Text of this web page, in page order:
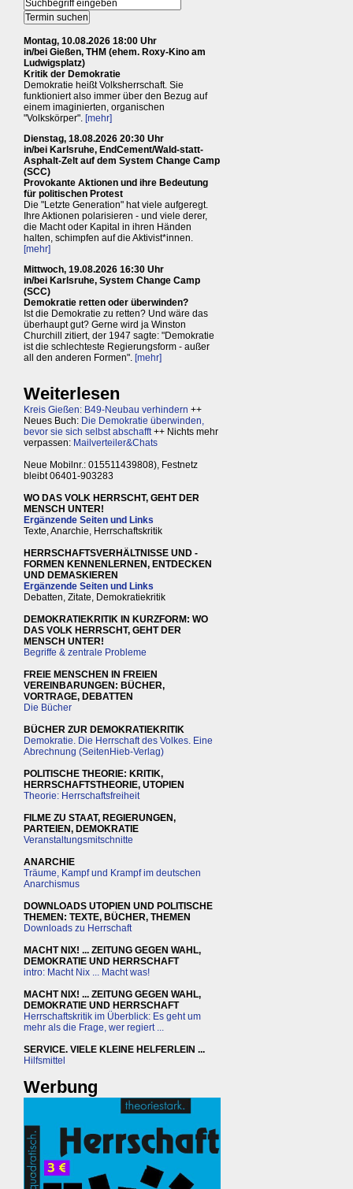
Montag, 10.08.2026 18:00 Uhr
in/bei Gießen, THM (ehem. Roxy-Kino am
Ludwigsplatz)
Kritik der Demokratie
Demokratie heißt Volksherrschaft. Sie
funktioniert also immer über den Bezug auf
einem imaginierten, organischen
"Volkskörper". [mehr]
Dienstag, 18.08.2026 20:30 Uhr
in/bei Karlsruhe, EndCement/Wald-statt-
Asphalt-Zelt auf dem System Change Camp
(SCC)
Provokante Aktionen und ihre Bedeutung
für politischen Protest
Die "Letzte Generation" hat viele aufgeregt.
Ihre Aktionen polarisieren - und viele derer,
die Macht oder Kapital in ihren Händen
halten, schimpfen auf die Aktivist*innen.
[mehr]
Mittwoch, 19.08.2026 16:30 Uhr
in/bei Karlsruhe, System Change Camp
(SCC)
Demokratie retten oder überwinden?
Ist die Demokratie zu retten? Und wäre das
überhaupt gut? Gerne wird ja Winston
Churchill zitiert, der 1947 sagte: "Demokratie
ist die schlechteste Regierungsform - außer
all den anderen Formen". [mehr]
Weiterlesen
Kreis Gießen: B49-Neubau verhindern ++
Neues Buch: Die Demokratie überwinden,
bevor sie sich selbst abschafft++ Nichts mehr
verpassen: Mailverteiler&Chats
Neue Mobilnr.: 015511439808), Festnetz
bleibt 06401-903283
WO DAS VOLK HERRSCHT, GEHT DER
MENSCH UNTER!
Ergänzende Seiten und Links
Texte, Anarchie, Herrschaftskritik
HERRSCHAFTSVERHÄLTNISSE UND -
FORMEN KENNENLERNEN, ENTDECKEN
UND DEMASKIEREN
Ergänzende Seiten und Links
Debatten, Zitate, Demokratiekritik
DEMOKRATIEKRITIK IN KURZFORM: WO
DAS VOLK HERRSCHT, GEHT DER
MENSCH UNTER!
Begriffe & zentrale Probleme
FREIE MENSCHEN IN FREIEN
VEREINBARUNGEN: BÜCHER,
VORTRAGE, DEBATTEN
Die Bücher
BÜCHER ZUR DEMOKRATIEKRITIK
Demokratie. Die Herrschaft des Volkes. Eine
Abrechnung (SeitenHieb-Verlag)
POLITISCHE THEORIE: KRITIK,
HERRSCHAFTSTHEORIE, UTOPIEN
Theorie: Herrschaftsfreiheit
FILME ZU STAAT, REGIERUNGEN,
PARTEIEN, DEMOKRATIE
Veranstaltungsmitschnitte
ANARCHIE
Träume, Kampf und Krampf im deutschen
Anarchismus
DOWNLOADS UTOPIEN UND POLITISCHE
THEMEN: TEXTE, BÜCHER, THEMEN
Downloads zu Herrschaft
MACHT NIX! ... ZEITUNG GEGEN WAHL,
DEMOKRATIE UND HERRSCHAFT
intro: Macht Nix ... Macht was!
MACHT NIX! ... ZEITUNG GEGEN WAHL,
DEMOKRATIE UND HERRSCHAFT
Herrschaftskritik im Überblick: Es geht um
mehr als die Frage, wer regiert ...
SERVICE. VIELE KLEINE HELFERLEIN ...
Hilfsmittel
Werbung